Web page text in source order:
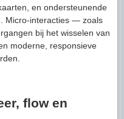
en ondersteunende
Micro-interacties — zoals
bij het wisselen van
moderne, responsieve
flow en